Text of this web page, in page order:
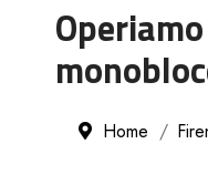
Home